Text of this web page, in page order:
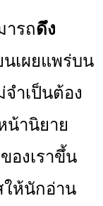
ารถดึง
เผยแพร่บน
ำเป็นต้อง
น้านิยาย
องเราขึ้น
ให้นักอ่าน